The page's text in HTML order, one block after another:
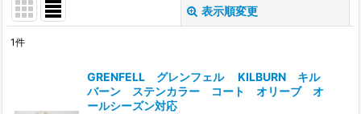
表示順変更
1件
GRENFELL グレンフェル KILBURN キル
バーン ステンカラー コート オリーブ オ
ールシーズン対応